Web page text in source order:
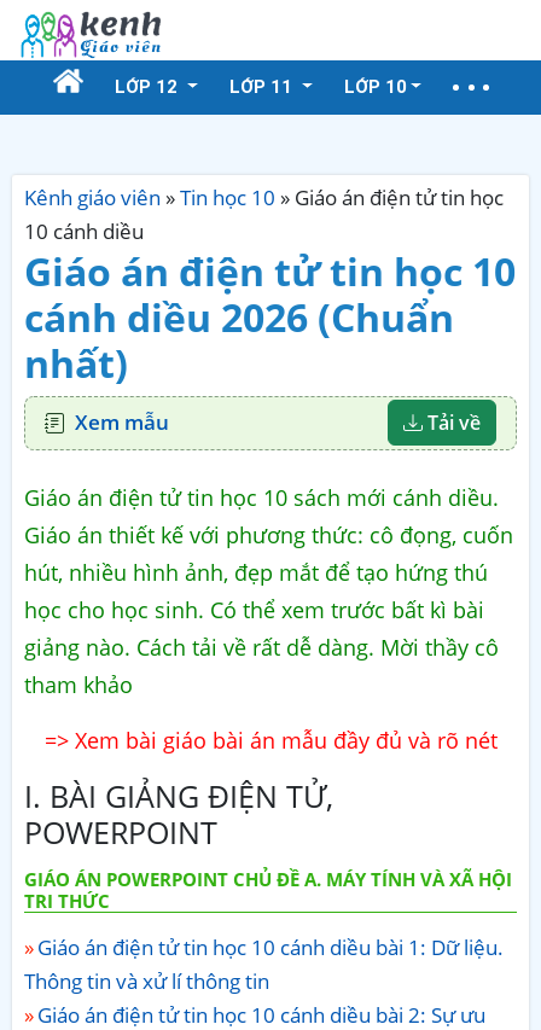
LỚP 12 LỚP 11 LỚP 10
Kênh giáo viên »Tin học 10 » Giáo án điện tử tin học
10 cánh diều
Giáo án điện tử tin học 10
cánh diều 2026 (Chuẩn
nhất)
Xem mẫu Tải về
Giáo án điện tử tin học 10 sách mới cánh diều.
Giáo án thiết kế với phương thức: cô đọng, cuốn
hút, nhiều hình ảnh, đẹp mắt để tạo hứng thú
học cho học sinh. Có thể xem trước bất kì bài
giảng nào. Cách tải về rất dễ dàng. Mời thầy cô
tham khảo
=> Xem bài giáo bài án mẫu đầy đủ và rõ nét
I. BÀI GIẢNG ĐIỆN TỬ,
POWERPOINT
GIÁO ÁN POWERPOINT CHỦ ĐỀ A. MÁY TÍNH VÀ XÃ HỘI
TRI THỨC
Giáo án điện tử tin học 10 cánh diều bài 1: Dữ liệu.
Thông tin và xử lí thông tin
Giáo án điện tử tin học 10 cánh diều bài 2: Sự ưu